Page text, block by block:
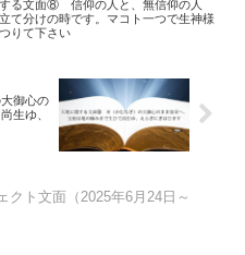
る文面⑧ 信仰の人と、無信仰の人
て分けの時です。マコト一つで生神様
りて下さい
御心の
生ゆ、
クト文面（2025年6月24日～